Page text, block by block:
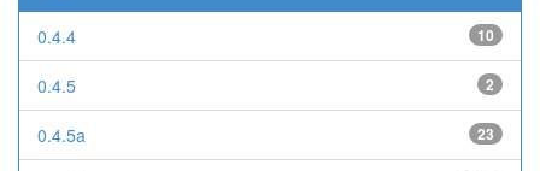
10
0.4.4
2
0.4.5
23
0.4.5a